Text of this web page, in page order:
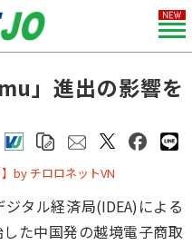
」進出の影響を
by チロロネットVN
タル経済局(IDEA)による
た中国発の越境電子商取